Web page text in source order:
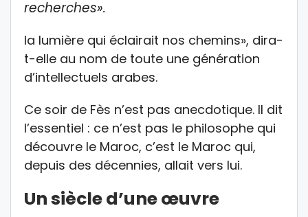
recherches».
la lumière qui éclairait nos chemins», dira-
t-elle au nom de toute une génération
d’intellectuels arabes.
Ce soir de Fès n’est pas anecdotique. Il dit
l’essentiel : ce n’est pas le philosophe qui
découvre le Maroc, c’est le Maroc qui,
depuis des décennies, allait vers lui.
Un siècle d’une œuvre